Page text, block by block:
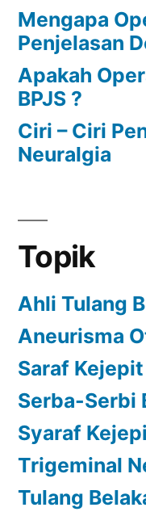
Mengapa
Penjelasan
Apakah
BPJS ?
Ciri – Ciri
Neuralgia
Topik
Ahli Tulang
Aneurisma
Saraf Kejepit
Serba-Serbi
Syaraf
Trigeminal
Tulang